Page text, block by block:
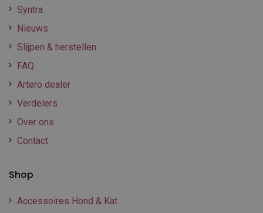
Syntra
Nieuws
Slijpen & herstellen
FAQ
Artero dealer
Verdelers
Over ons
Contact
Shop
Accessoires Hond & Kat